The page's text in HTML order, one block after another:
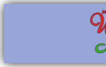
Ugrás